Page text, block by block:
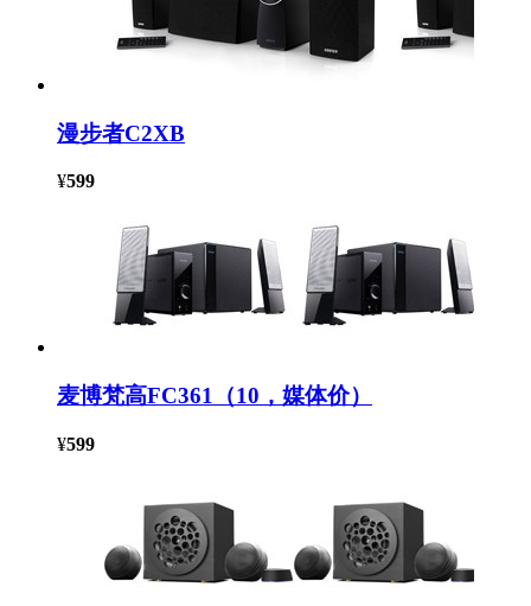
漫步者C2XB
¥599
麦博梵高FC361（10，媒体价）
¥599